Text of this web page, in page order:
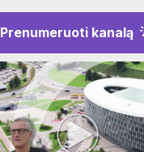
Prenumeruoti kanalą